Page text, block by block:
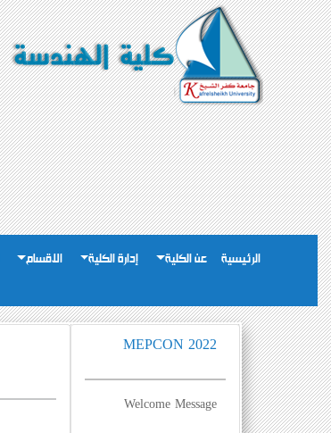
الرئيسية عن الكلية إدارة الكلية الاقسام
MEPCON 2022
Welcome Message